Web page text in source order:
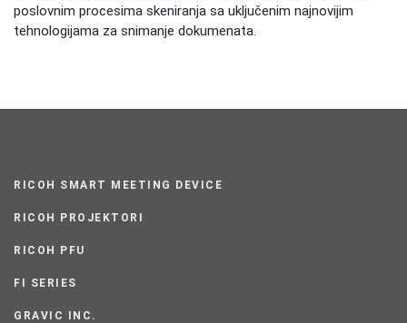
poslovnim procesima skeniranja sa uključenim najnovijim
tehnologijama za snimanje dokumenata.
RICOH SMART MEETING DEVICE
RICOH PROJEKTORI
RICOH PFU
FI SERIES
GRAVIC INC.